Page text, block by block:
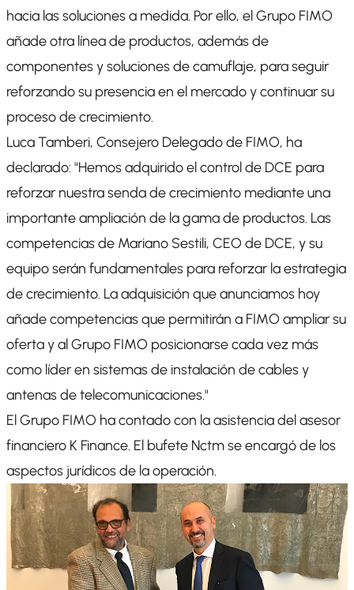
hacia las solucionesa medida. Por ello, el Grupo FIMO
añade otra línea de productos, además de
componentes y soluciones de camuflaje, para seguir
reforzando su presencia en el mercado y continuar su
proceso de crecimiento.
Luca Tamberi, Consejero Delegado de FIMO, ha
declarado: "Hemos adquirido el control de DCE para
reforzar nuestra senda de crecimiento mediante una
importante ampliación de la gama de productos. Las
competencias de Mariano Sestili, CEO de DCE, y su
equipo serán fundamentales para reforzar la estrategia
de crecimiento. La adquisición que anunciamos hoy
añade competencias que permitirán a FIMO ampliar su
oferta y al Grupo FIMO posicionarse cada vez más
como líder en sistemas de instalación de cables y
antenas de telecomunicaciones."
El Grupo FIMO ha contado con la asistencia del asesor
financiero K Finance. El bufete Nctm se encargó de los
aspectos jurídicos de la operación.